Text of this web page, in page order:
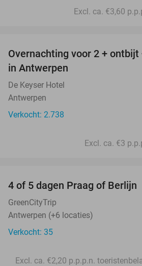
Excl. ca. €3,60
Overnachting voor 2 +
in Antwerpen
De Keyser Hotel
Antwerpen
Verkocht: 2.738
Excl. ca. €3
4 of 5 dagen Praag of Berlijn
GreenCityTrip
Antwerpen (+6 locaties)
Verkocht: 35
Excl. ca. €2,20 p.p.p.n.